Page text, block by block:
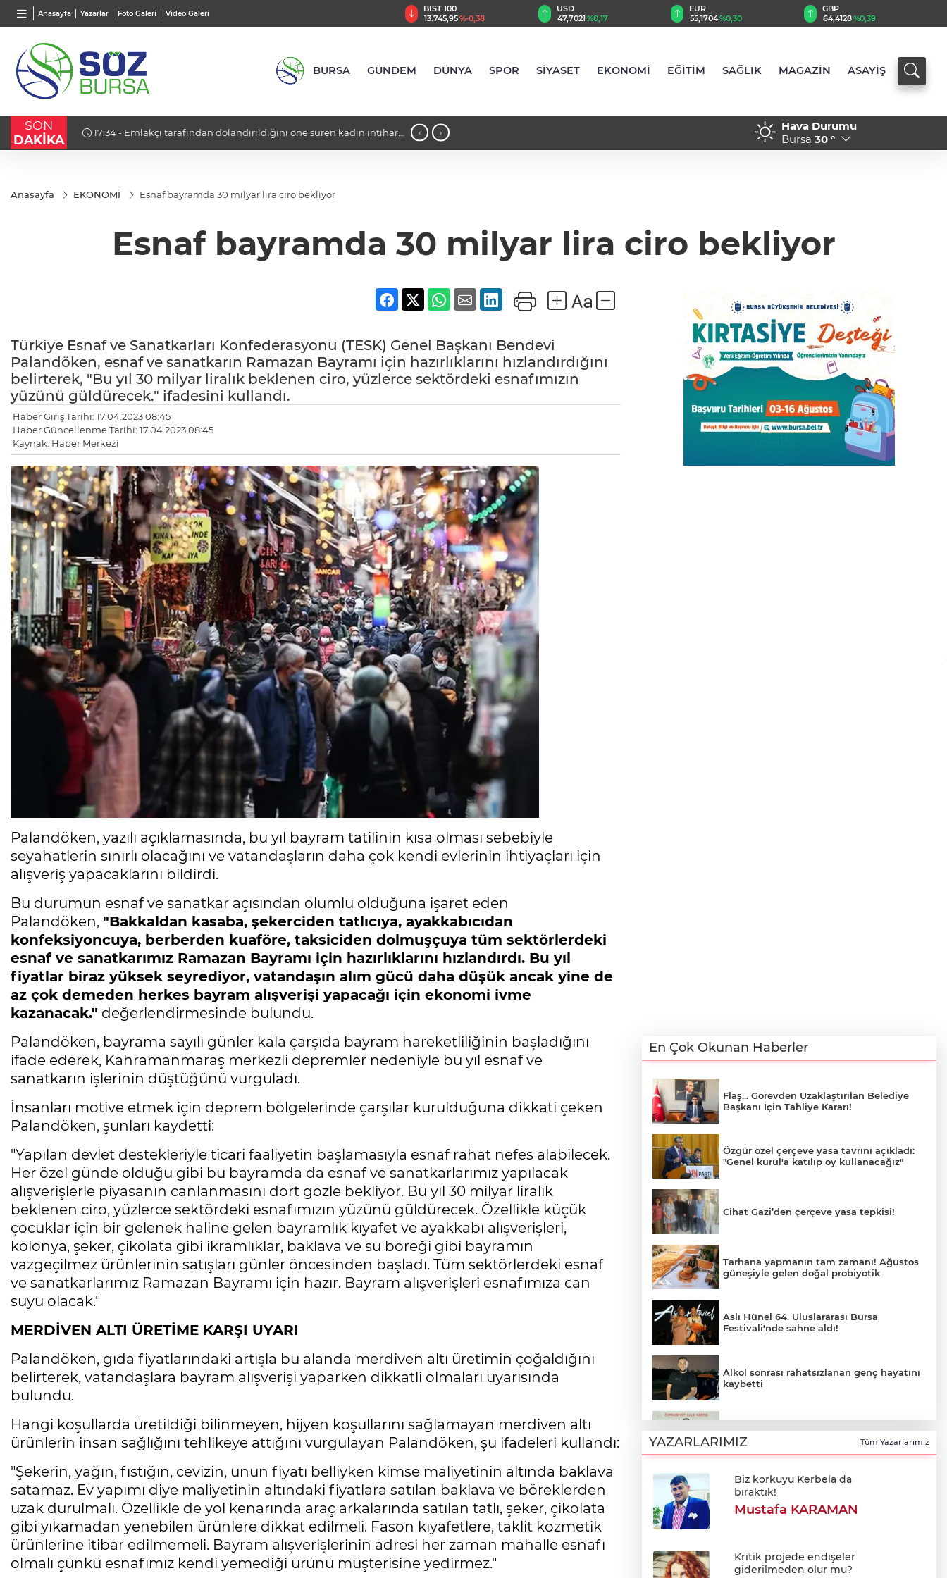
Anasayfa Yazarlar Foto Galeri Video Galeri
BGN
27,9743%-0,22
VND
0,0018%0,35
BIST 100
13.745,95%-0,38
USD
47,7021%0,17
EUR
55,1704%0,30
GBP
64,4128%0,39
BURSA GÜNDEM DÜNYA SPOR SİYASET EKONOMİ EĞİTİM SAĞLIK MAGAZİN ASAYİŞ
SON
DAKİKA
hapsi’ 17:34 - Emlakçı tarafından dolandırıldığını öne süren kadın intihar 17:15 - ‘’Eskişehir'de
‹ ›
Hava Durumu
Bursa 30 °
Anasayfa EKONOMİ Esnaf bayramda 30 milyar lira ciro bekliyor
Esnaf bayramda 30 milyar lira ciro bekliyor
Türkiye Esnaf ve Sanatkarları Konfederasyonu (TESK) Genel Başkanı Bendevi
Palandöken, esnaf ve sanatkarın Ramazan Bayramı için hazırlıklarını hızlandırdığını
belirterek, "Bu yıl 30 milyar liralık beklenen ciro, yüzlerce sektördeki esnafımızın
yüzünü güldürecek." ifadesini kullandı.
Haber Giriş Tarihi: 17.04.2023 08:45
Haber Güncellenme Tarihi: 17.04.2023 08:45
Kaynak: Haber Merkezi
Palandöken, yazılı açıklamasında, bu yıl bayram tatilinin kısa olması sebebiyle
seyahatlerin sınırlı olacağını ve vatandaşların daha çok kendi evlerinin ihtiyaçları için
alışveriş yapacaklarını bildirdi.
Bu durumun esnaf ve sanatkar açısından olumlu olduğuna işaret eden
Palandöken, "Bakkaldan kasaba, şekerciden tatlıcıya, ayakkabıcıdan
konfeksiyoncuya, berberden kuaföre, taksiciden dolmuşçuya tüm sektörlerdeki
esnaf ve sanatkarımız Ramazan Bayramı için hazırlıklarını hızlandırdı. Bu yıl
fiyatlar biraz yüksek seyrediyor, vatandaşın alım gücü daha düşük ancak yine de
az çok demeden herkes bayram alışverişi yapacağı için ekonomi ivme
kazanacak." değerlendirmesinde bulundu.
Palandöken, bayrama sayılı günler kala çarşıda bayram hareketliliğinin başladığını
ifade ederek, Kahramanmaraş merkezli depremler nedeniyle bu yıl esnaf ve
sanatkarın işlerinin düştüğünü vurguladı.
İnsanları motive etmek için deprem bölgelerinde çarşılar kurulduğuna dikkati çeken
Palandöken, şunları kaydetti:
"Yapılan devlet destekleriyle ticari faaliyetin başlamasıyla esnaf rahat nefes alabilecek.
Her özel günde olduğu gibi bu bayramda da esnaf ve sanatkarlarımız yapılacak
alışverişlerle piyasanın canlanmasını dört gözle bekliyor. Bu yıl 30 milyar liralık
beklenen ciro, yüzlerce sektördeki esnafımızın yüzünü güldürecek. Özellikle küçük
çocuklar için bir gelenek haline gelen bayramlık kıyafet ve ayakkabı alışverişleri,
kolonya, şeker, çikolata gibi ikramlıklar, baklava ve su böreği gibi bayramın
vazgeçilmez ürünlerinin satışları günler öncesinden başladı. Tüm sektörlerdeki esnaf
ve sanatkarlarımız Ramazan Bayramı için hazır. Bayram alışverişleri esnafımıza can
suyu olacak."
MERDİVEN ALTI ÜRETİME KARŞI UYARI
Palandöken, gıda fiyatlarındaki artışla bu alanda merdiven altı üretimin çoğaldığını
belirterek, vatandaşlara bayram alışverişi yaparken dikkatli olmaları uyarısında
bulundu.
Hangi koşullarda üretildiği bilinmeyen, hijyen koşullarını sağlamayan merdiven altı
ürünlerin insan sağlığını tehlikeye attığını vurgulayan Palandöken, şu ifadeleri kullandı:
"Şekerin, yağın, fıstığın, cevizin, unun fiyatı belliyken kimse maliyetinin altında baklava
satamaz. Ev yapımı diye maliyetinin altındaki fiyatlara satılan baklava ve böreklerden
uzak durulmalı. Özellikle de yol kenarında araç arkalarında satılan tatlı, şeker, çikolata
gibi yıkamadan yenebilen ürünlere dikkat edilmeli. Fason kıyafetlere, taklit kozmetik
ürünlerine itibar edilmemeli. Bayram alışverişlerinin adresi her zaman mahalle esnafı
olmalı çünkü esnafımız kendi yemediği ürünü müşterisine yedirmez."
En Çok Okunan Haberler
Flaş... Görevden Uzaklaştırılan Belediye
Başkanı İçin Tahliye Kararı!
Özgür özel çerçeve yasa tavrını açıkladı:
"Genel kurul'a katılıp oy kullanacağız"
Cihat Gazi’den çerçeve yasa tepkisi!
Tarhana yapmanın tam zamanı! Ağustos
güneşiyle gelen doğal probiyotik
Aslı Hünel 64. Uluslararası Bursa
Festivali'nde sahne aldı!
Alkol sonrası rahatsızlanan genç hayatını
kaybetti
Başkanı İlkay Çiçek disipline sevk edildi
Uludağ'da orman yangını
YAZARLARIMIZ Tüm Yazarlarımız
Mesele çöp değil, Bursa'nın
geleceği
Sibel BARUTCU
Ölüyor!
Uğur Ozan Özen
Cihanşümul aptallık!
Abdullah ULUYURT
Gölgelerin anlamı!
Biz korkuyu Kerbela da
bıraktık!
Mustafa KARAMAN
Kritik projede endişeler
giderilmeden olur mu?